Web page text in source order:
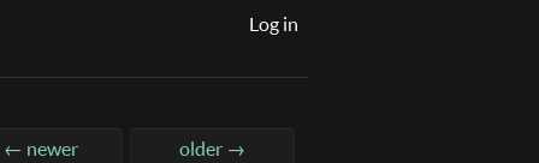
Log in
← newer older →